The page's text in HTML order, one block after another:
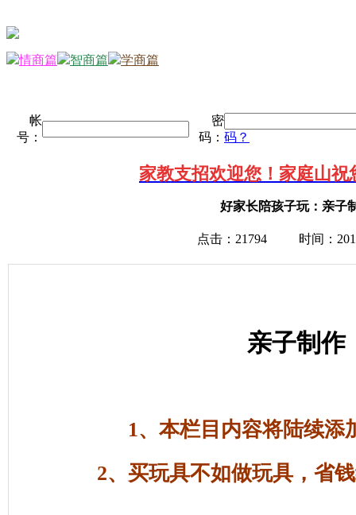
情商篇 智商篇 学商篇
帐
号：
密
码： 码？
家教支招欢迎您！家庭山祝
好家长陪孩子玩：亲子
点击：21794 时间：
亲子制作
1、本栏目内容将陆续添
2、买玩具不如做玩具，省